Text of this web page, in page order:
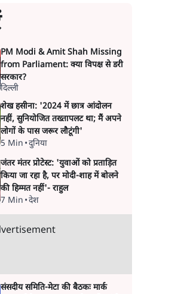
PM Modi & Amit Shah Missing
from Parliament: क्या विपक्ष से डरी
सरकार?
दिल्ली
शेख हसीना: '2024 में छात्र आंदोलन
नहीं, सुनियोजित तख्तापलट था; मैं अपने
लोगों के पास जरूर लौटूंगी'
5 Min •दुनिया
जंतर मंतर प्रोटेस्ट: 'युवाओं को प्रताड़ित
किया जा रहा है, पर मोदी-शाह में बोलने
की हिम्मत नहीं'- राहुल
7 Min •देश
संसदीय समिति-मेटा की बैठकः मार्क